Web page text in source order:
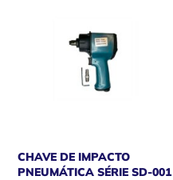
CHAVE DE IMPACTO
PNEUMÁTICA SÉRIE SD-001